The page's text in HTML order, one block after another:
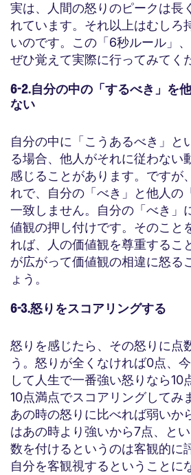
実は、人間の怒りのピークは長
れています。それ以上はむしろ
いのです。この「6秒ルール」
ぜひ覚えて実際に行ってみてく
6-2.自分の中の「するべき」を
ない
自分の中に「こうあるべき」と
る場合、他人がそれに従わない
感じることがあります。ですが
れで、自分の「べき」と他人の
一致しません。自分の「べき」
値観の押し付けです。そのこと
れば、人の価値観を尊重するこ
が広がって価値観の相違に怒る
ょう。
6-3.怒りをスコアリングする
怒りを感じたら、その怒りに点
う。怒りが全くなければ0点、
して人生で一番強い怒りなら10
10点満点でスコアリングしてみ
あの時の怒りに比べれば弱いか
はあの時より強いから7点、と
数を付けるというのは客観的に
自分を客観視するということに